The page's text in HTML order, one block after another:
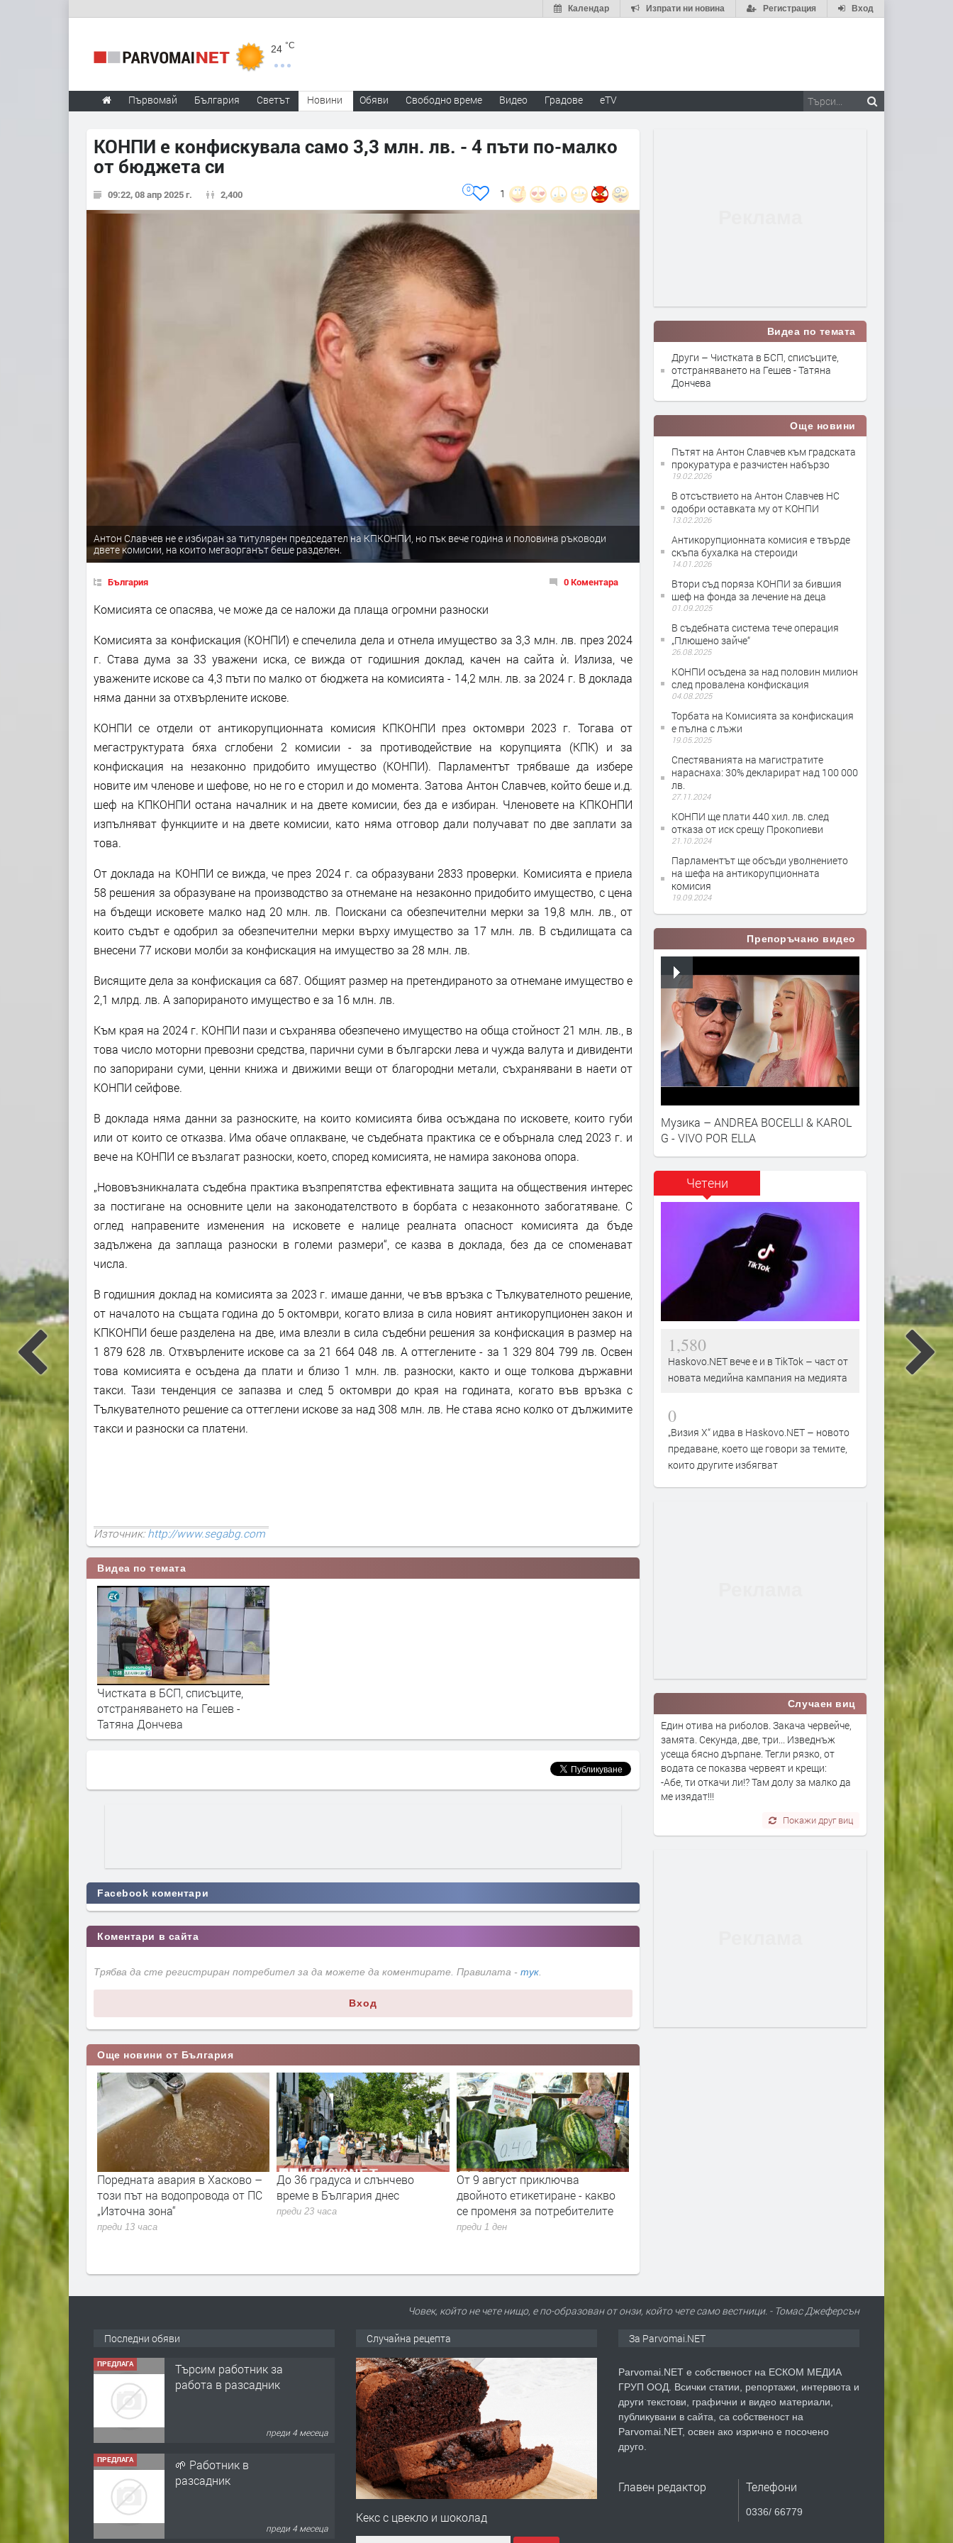
Вход
Регистрация
Изпрати ни новина
Календар
24 °C
Първомай България Светът Новини Обяви Свободно време Видео Градове eTV
КОНПИ е конфискувала само 3,3 млн. лв. - 4 пъти по-малко
от бюджета си
09:22, 08 апр 2025 г. 2,400 1
0
Антон Славчев не е избиран за титулярен председател на КПКОНПИ, но пък вече година и половина ръководи
двете комисии, на които мегаорганът беше разделен.
България 0 Коментара
Комисията се опасява, че може да се наложи да плаща огромни разноски
Комисията за конфискация (КОНПИ) е спечелила дела и отнела имущество за 3,3 млн. лв. през 2024
г. Става дума за 33 уважени иска, се вижда от годишния доклад, качен на сайта ѝ. Излиза, че
уважените искове са 4,3 пъти по малко от бюджета на комисията - 14,2 млн. лв. за 2024 г. В доклада
няма данни за отхвърлените искове.
КОНПИ се отдели от антикорупционната комисия КПКОНПИ през октомври 2023 г. Тогава от
мегаструктурата бяха сглобени 2 комисии - за противодействие на корупцията (КПК) и за
конфискация на незаконно придобито имущество (КОНПИ). Парламентът трябваше да избере
новите им членове и шефове, но не го е сторил и до момента. Затова Антон Славчев, който беше и.д.
шеф на КПКОНПИ остана началник и на двете комисии, без да е избиран. Членовете на КПКОНПИ
изпълняват функциите и на двете комисии, като няма отговор дали получават по две заплати за
това.
От доклада на КОНПИ се вижда, че през 2024 г. са образувани 2833 проверки. Комисията е приела
58 решения за образуване на производство за отнемане на незаконно придобито имущество, с цена
на бъдещи исковете малко над 20 млн. лв. Поискани са обезпечителни мерки за 19,8 млн. лв., от
които съдът е одобрил за обезпечителни мерки върху имущество за 17 млн. лв. В съдилищата са
внесени 77 искови молби за конфискация на имущество за 28 млн. лв.
Висящите дела за конфискация са 687. Общият размер на претендираното за отнемане имущество е
2,1 млрд. лв. А запорираното имущество е за 16 млн. лв.
Към края на 2024 г. КОНПИ пази и съхранява обезпечено имущество на обща стойност 21 млн. лв., в
това число моторни превозни средства, парични суми в български лева и чужда валута и дивиденти
по запорирани суми, ценни книжа и движими вещи от благородни метали, съхранявани в наети от
КОНПИ сейфове.
В доклада няма данни за разноските, на които комисията бива осъждана по исковете, които губи
или от които се отказва. Има обаче оплакване, че съдебната практика се е обърнала след 2023 г. и
вече на КОНПИ се възлагат разноски, което, според комисията, не намира законова опора.
„Нововъзникналата съдебна практика възпрепятства ефективната защита на обществения интерес
за постигане на основните цели на законодателството в борбата с незаконното забогатяване. С
оглед направените изменения на исковете е налице реалната опасност комисията да бъде
задължена да заплаща разноски в големи размери“, се казва в доклада, без да се споменават
числа.
В годишния доклад на комисията за 2023 г. имаше данни, че във връзка с Тълкувателното решение,
от началото на същата година до 5 октомври, когато влиза в сила новият антикорупционен закон и
КПКОНПИ беше разделена на две, има влезли в сила съдебни решения за конфискация в размер на
1 879 628 лв. Отхвърлените искове са за 21 664 048 лв. А оттеглените - за 1 329 804 799 лв. Освен
това комисията е осъдена да плати и близо 1 млн. лв. разноски, както и още толкова държавни
такси. Тази тенденция се запазва и след 5 октомври до края на годината, когато във връзка с
Тълкувателното решение са оттеглени искове за над 308 млн. лв. Не става ясно колко от дължимите
такси и разноски са платени.
Източник:http://www.segabg.com
Видеа по темата
Чистката в БСП, списъците,
отстраняването на Гешев -
Татяна Дончева
Facebook коментари
Коментари в сайта
Трябва да сте регистриран потребител за да можете да коментирате. Правилата - тук.
Вход
Още новини от България
от
нефт и газ в
в
на Черно
това
Поредната авария в Хасково –
този път на водопровода от ПС
„Източна зона“
преди 13 часа
До 36 градуса и слънчево
време в България днес
преди 23 часа
От 9 август приключва
двойното етикетиране - какво
се променя за потребителите
преди 1 ден
В Европа се диша по-чист
въздух, но климатът
все по-тревожни
България показваме
да правим и крачка
Видеа по темата
Други – Чистката в БСП, списъците,
отстраняването на Гешев - Татяна
Дончева
Още новини
Пътят на Антон Славчев към градската
прокуратура е разчистен набързо
19.02.2026
В отсъствието на Антон Славчев НС
одобри оставката му от КОНПИ
13.02.2026
Антикорупционната комисия е твърде
скъпа бухалка на стероиди
14.01.2026
Втори съд поряза КОНПИ за бившия
шеф на фонда за лечение на деца
01.09.2025
В съдебната система тече операция
„Плюшено зайче“
26.08.2025
КОНПИ осъдена за над половин милион
след провалена конфискация
04.08.2025
Торбата на Комисията за конфискация
е пълна с лъжи
19.05.2025
Спестяванията на магистратите
нараснаха: 30% декларират над 100 000
лв.
27.11.2024
КОНПИ ще плати 440 хил. лв. след
отказа от иск срещу Прокопиеви
21.10.2024
Парламентът ще обсъди уволнението
на шефа на антикорупционната
комисия
19.09.2024
Препоръчано видео
Музика – ANDREA BOCELLI & KAROL
G - VIVO POR ELLA
Четени
1,580
Haskovo.NET вече е и в TikTok – част от
новата медийна кампания на медията
0
„Визия Х“ идва в Haskovo.NET – новото
предаване, което ще говори за темите,
които другите избягват
Случаен виц
Един отива на риболов. Закача червейче,
замята. Секунда, две, три... Изведнъж
усеща бясно дърпане. Тегли рязко, от
водата се показва червеят и крещи:
-Абе, ти откачи ли!? Там долу за малко да
ме изядат!!!
Покажи друг виц
Човек, който не чете нищо, е по-образован от онзи, който чете само вестници. - Томас Джеферсън
Последни обяви
ПРЕДЛАГА
Търсим работник за
работа в разсадник
преди 4 месеца
ПРЕДЛАГА
🌱 Работник в
разсадник
преди 4 месеца
Случайна рецепта
Кекс с цвекло и шоколад
За Parvomai.NET
Parvomai.NET е собственост на ЕСКОМ МЕДИА
ГРУП ООД. Всички статии, репортажи, интервюта и
други текстови, графични и видео материали,
публикувани в сайта, са собственост на
Parvomai.NET, освен ако изрично е посочено
друго.
Главен редактор Телефони
0336/ 66779